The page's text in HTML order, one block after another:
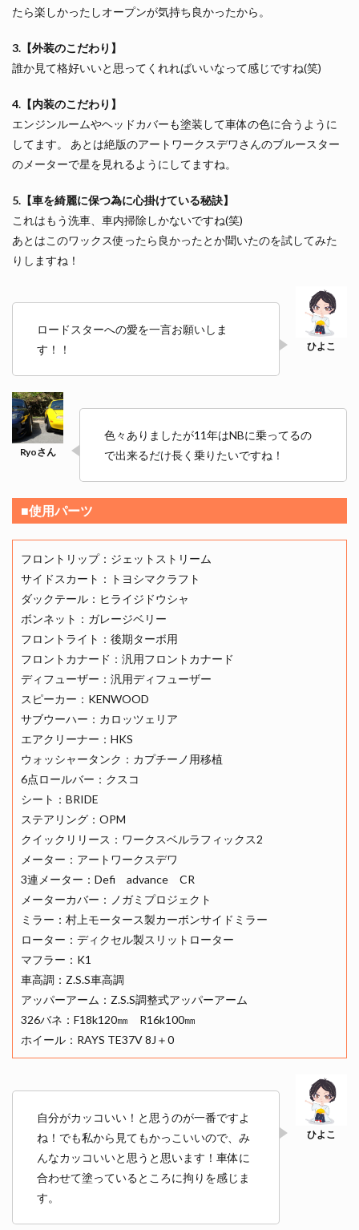
たら楽しかったしオープンが気持ち良かったから。
3.【外装のこだわり】
誰か見て格好いいと思ってくれればいいなって感じですね(笑)
4.【内装のこだわり】
エンジンルームやヘッドカバーも塗装して車体の色に合うように
してます。 あとは絶版のアートワークスデワさんのブルースター
のメーターで星を見れるようにしてますね。
5.【車を綺麗に保つ為に心掛けている秘訣】
これはもう洗車、車内掃除しかないですね(笑)
あとはこのワックス使ったら良かったとか聞いたのを試してみた
りしますね！
ロードスターへの愛を一言お願いしま
す！！
色々ありましたが11年はNBに乗ってるの
で出来るだけ長く乗りたいですね！
■使用パーツ
フロントリップ：ジェットストリーム
サイドスカート：トヨシマクラフト
ダックテール：ヒライジドウシャ
ボンネット：ガレージベリー
フロントライト：後期ターボ用
フロントカナード：汎用フロントカナード
ディフューザー：汎用ディフューザー
スピーカー：KENWOOD
サブウーハー：カロッツェリア
エアクリーナー：HKS
ウォッシャータンク：カプチーノ用移植
6点ロールバー：クスコ
シート：BRIDE
ステアリング：OPM
クイックリリース：ワークスベルラフィックス2
メーター：アートワークスデワ
3連メーター：Defi advance CR
メーターカバー：ノガミプロジェクト
ミラー：村上モータース製カーボンサイドミラー
ローター：ディクセル製スリットローター
マフラー：K1
車高調：Z.S.S車高調
アッパーアーム：Z.S.S調整式アッパーアーム
326バネ：F18k120㎜ R16k100㎜
ホイール：RAYS TE37V 8J＋0
自分がカッコいい！と思うのが一番ですよ
ね！でも私から見てもかっこいいので、み
んなカッコいいと思うと思います！車体に
合わせて塗っているところに拘りを感じま
す。